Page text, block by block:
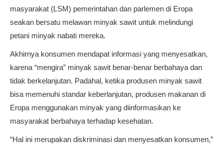
masyarakat (LSM) pemerintahan dan parlemen di Eropa
seakan bersatu melawan minyak sawit untuk melindungi
petani minyak nabati mereka.
Akhirnya konsumen mendapat informasi yang menyesatkan,
karena “mengira” minyak sawit benar-benar berbahaya dan
tidak berkelanjutan. Padahal, ketika produsen minyak sawit
bisa memenuhi standar keberlanjutan, produsen makanan di
Eropa menggunakan minyak yang diinformasikan ke
masyarakat berbahaya terhadap kesehatan.
“Hal ini merupakan diskriminasi dan menyesatkan konsumen,”